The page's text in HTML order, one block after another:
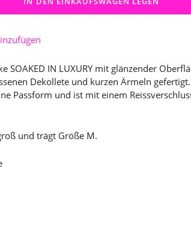
SOAKED IN LUXURY mit glänzender
Dekollete und kurzen Ärmeln
Passform und ist mit einem
und trägt Größe M.